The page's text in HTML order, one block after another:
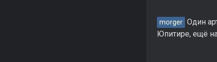
morger Один
Юпитире, ещё